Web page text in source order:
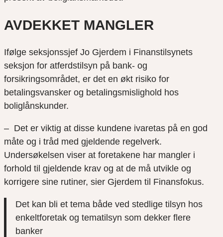
AVDEKKET MANGLER
Ifølge seksjonssjef Jo Gjerdem i Finanstilsynets
seksjon for atferdstilsyn på bank- og
forsikringsområdet, er det en økt risiko for
betalingsvansker og betalingsmislighold hos
boliglånskunder.
– Det er viktig at disse kundene ivaretas på en god
måte og i tråd med gjeldende regelverk.
Undersøkelsen viser at foretakene har mangler i
forhold til gjeldende krav og at de må utvikle og
korrigere sine rutiner, sier Gjerdem til Finansfokus.
Det kan bli et tema både ved stedlige tilsyn hos
enkeltforetak og tematilsyn som dekker flere
banker